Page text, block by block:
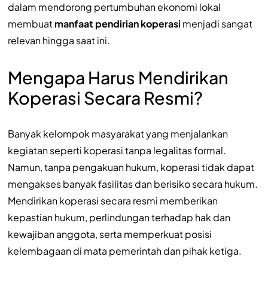
dalam mendorong pertumbuhan ekonomi lokal
membuatmanfaat pendirian koperasi menjadi sangat
relevan hingga saat ini.
Mengapa Harus Mendirikan
Koperasi Secara Resmi?
Banyak kelompok masyarakat yang menjalankan
kegiatan seperti koperasi tanpa legalitas formal.
Namun, tanpa pengakuan hukum, koperasi tidak dapat
mengakses banyak fasilitas dan berisiko secara hukum.
Mendirikan koperasi secara resmi memberikan
kepastian hukum, perlindungan terhadap hak dan
kewajiban anggota, serta memperkuat posisi
kelembagaan di mata pemerintah dan pihak ketiga.